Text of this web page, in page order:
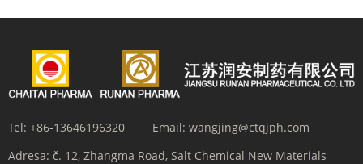
Tel: +86-13646196320 Email: wangjing@ctqjph.com
Adresa: č. 12, Zhangma Road, Salt Chemical New Materials